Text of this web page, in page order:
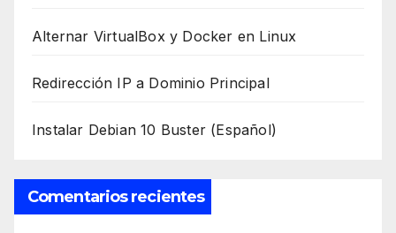
Alternar VirtualBox y Docker en Linux
Redirección IP a Dominio Principal
Instalar Debian 10 Buster (Español)
Comentarios recientes